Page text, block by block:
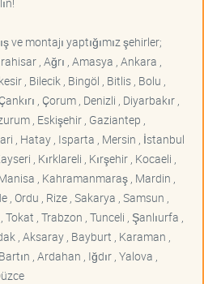
ve montajı yaptığımız şehirler;
, Ağrı , Amasya , Ankara ,
, Bilecik , Bingöl , Bitlis , Bolu ,
, Çorum , Denizli , Diyarbakır ,
, Eskişehir , Gaziantep ,
, Hatay , Isparta , Mersin , İstanbul
, Kırklareli , Kırşehir , Kocaeli ,
, Kahramanmaraş , Mardin ,
, Ordu , Rize , Sakarya , Samsun ,
Tokat , Trabzon , Tunceli , Şanlıurfa ,
, Aksaray , Bayburt , Karaman ,
, Ardahan , Iğdır , Yalova ,